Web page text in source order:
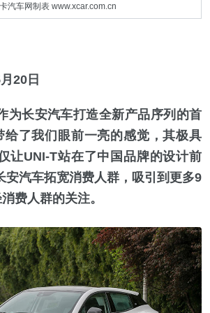
汽车网制表 www.xcar.com.cn
20日
长安汽车打造全新产品序列的首
给了我们眼前一亮的感觉，其极具
让UNI-T站在了中国品牌的设计前
安汽车拓宽消费人群，吸引到更多9
费人群的关注。